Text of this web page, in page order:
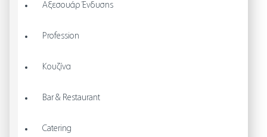
Αξεσουάρ Ένδυσης
Profession
Κουζίνα
Bar & Restaurant
Catering